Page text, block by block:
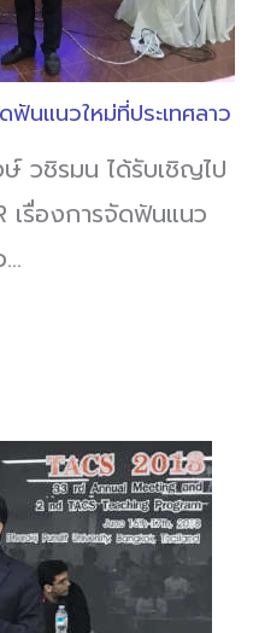
นแนวใหม่ที่ประเทศลาว
วชิรมน ได้รับเชิญไป
เรื่องการจัดฟันแนว
…